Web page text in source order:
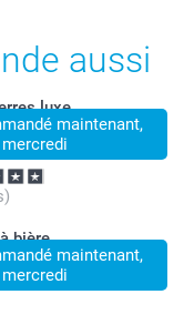
aussi
maintenant,
mercredi
luxe
maintenant,
mercredi
bière